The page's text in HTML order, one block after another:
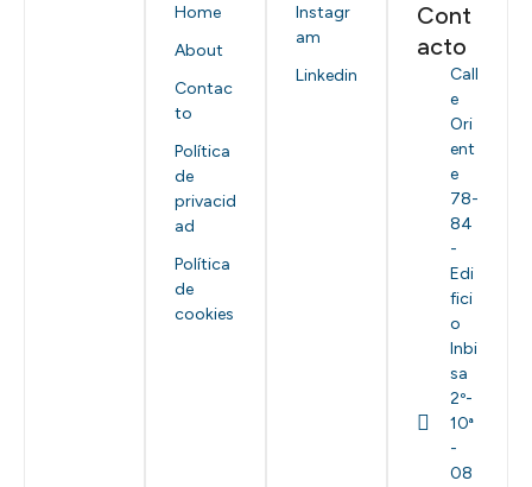
Home
About
Contac
to
Política
de
privacid
ad
Política
de
cookies
Instagr
am
Linkedin
Cont
acto
Call
e
Ori
ent
e
78-
84
-
Edi
fici
o
Inbi
sa
2º-
10ª
-
08